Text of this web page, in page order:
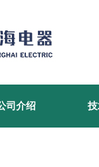
司介绍